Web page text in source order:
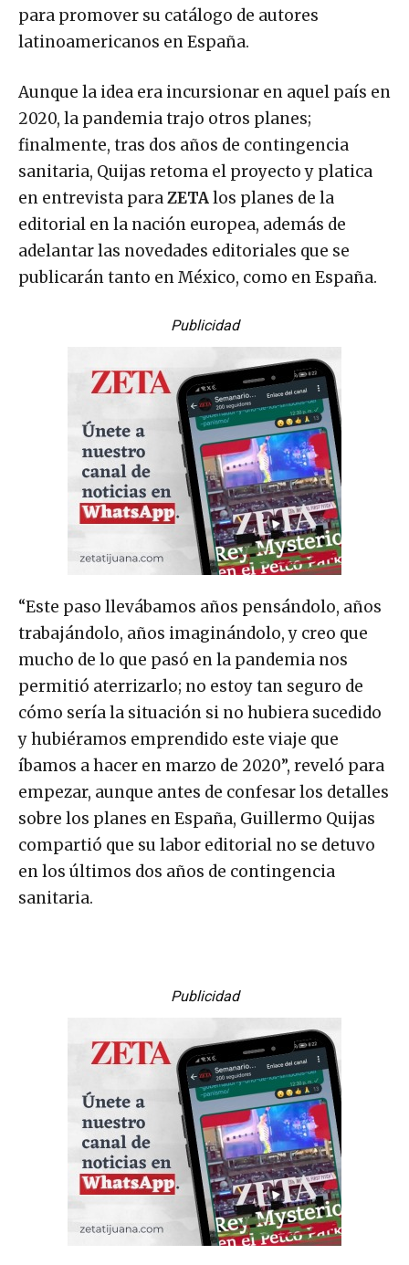
para promover su catálogo de autores
latinoamericanos en España.
Aunque la idea era incursionar en aquel país en
2020, la pandemia trajo otros planes;
finalmente, tras dos años de contingencia
sanitaria, Quijas retoma el proyecto y platica
en entrevista paraZETAlos planes de la
editorial en la nación europea, además de
adelantar las novedades editoriales que se
publicarán tanto en México, como en España.
Publicidad
“Este paso llevábamos años pensándolo, años
trabajándolo, años imaginándolo, y creo que
mucho de lo que pasó en la pandemia nos
permitió aterrizarlo; no estoy tan seguro de
cómo sería la situación si no hubiera sucedido
y hubiéramos emprendido este viaje que
íbamos a hacer en marzo de 2020”, reveló para
empezar, aunque antes de confesar los detalles
sobre los planes en España, Guillermo Quijas
compartió que su labor editorial no se detuvo
en los últimos dos años de contingencia
sanitaria.
Publicidad